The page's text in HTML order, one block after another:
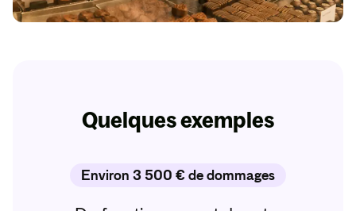
Quelques exemples
Environ 3 500 € de dommages